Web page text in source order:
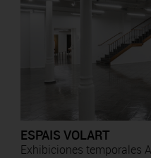
ESPAIS VOLART
Exhibiciones temporales